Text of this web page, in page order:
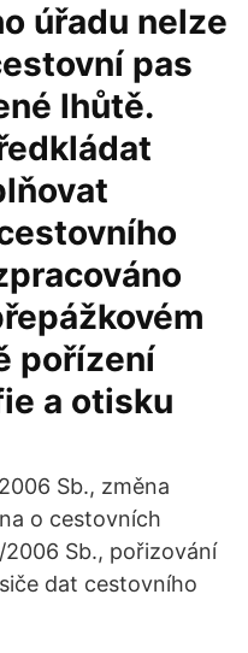
úřadu nelze
pas
lhůtě.
pořízení
a otisku
Sb., změna
o cestovních
Sb., pořizování
dat cestovního